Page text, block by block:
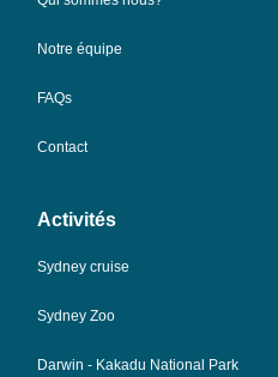
Notre équipe
FAQs
Contact
Activités
Sydney cruise
Sydney Zoo
Darwin - Kakadu National Park